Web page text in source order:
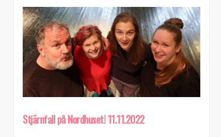
Stjärnfall på Nordhuset! 11.11.2022